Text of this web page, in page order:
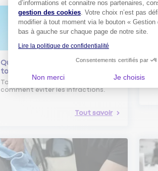
Qu'est-ce que le nouveau radar
tourelle ?
Tout savoir sur le radar tourelle et
comment éviter les infractions.
Tout savoir
d’informations et connaitre nos partenaires,
gestion des cookies. Votre choix n’est pas
modifier à tout moment via le bouton «
bas à gauche sur chaque page de notre site.
Lire la politique de confidentialité
Consentements certifiés par
Non merci Je choisis